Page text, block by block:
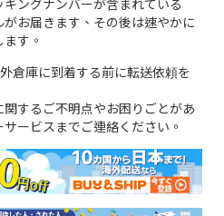
ングナンバーが含まれている
がお届きます、その後は速やかに
す。
庫に到着する前に転送依頼を
するご不明点やお困りごとがあ
ービスまでご連絡ください。